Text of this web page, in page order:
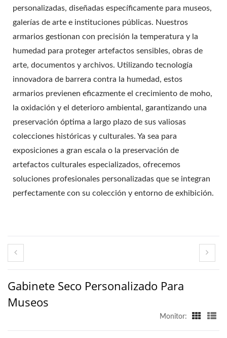
personalizadas, diseñadas específicamente para museos,
galerías de arte e instituciones públicas. Nuestros
armarios gestionan con precisión la temperatura y la
humedad para proteger artefactos sensibles, obras de
arte, documentos y archivos. Utilizando tecnología
innovadora de barrera contra la humedad, estos
armarios previenen eficazmente el crecimiento de moho,
la oxidación y el deterioro ambiental, garantizando una
preservación óptima a largo plazo de sus valiosas
colecciones históricas y culturales. Ya sea para
exposiciones a gran escala o la preservación de
artefactos culturales especializados, ofrecemos
soluciones profesionales personalizadas que se integran
perfectamente con su colección y entorno de exhibición.
Gabinete Seco Personalizado Para
Museos
Monitor: